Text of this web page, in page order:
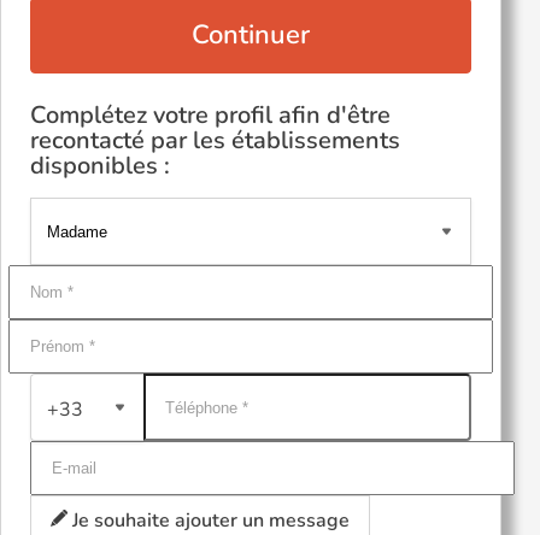
Continuer
Complétez votre profil afin d'être
recontacté par les établissements
disponibles :
+33
Je souhaite ajouter un message